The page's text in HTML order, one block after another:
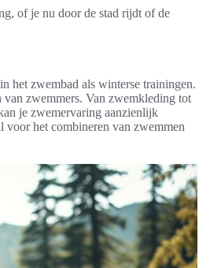
of je nu door de stad rijdt of de
het zwembad als winterse trainingen.
van zwemmers. Van zwemkleding tot
je zwemervaring aanzienlijk
voor het combineren van zwemmen